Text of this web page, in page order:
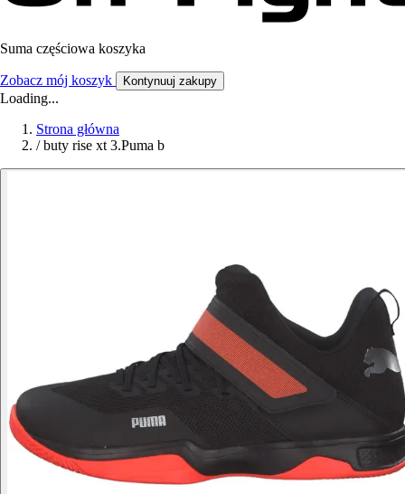
Suma częściowa koszyka
Zobacz mój koszyk Kontynuuj zakupy
Loading...
Strona główna
/ buty rise xt 3.Puma b